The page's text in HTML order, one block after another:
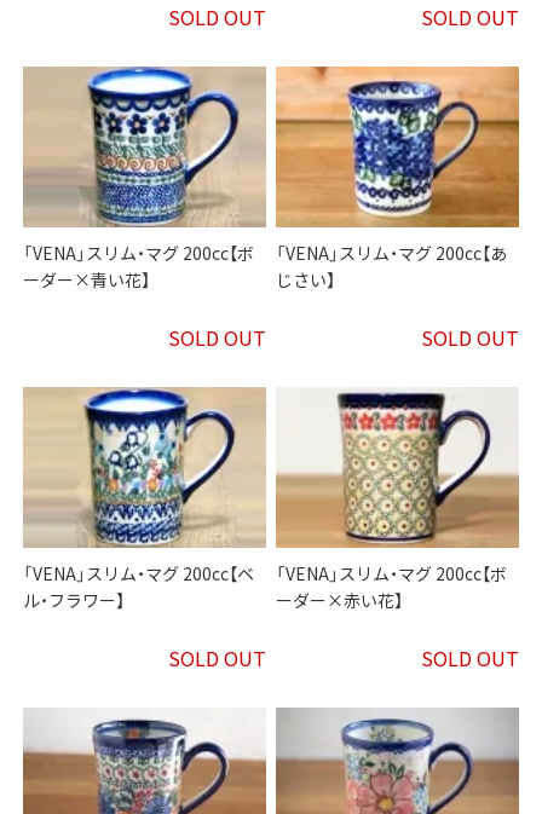
SOLD OUT SOLD OUT
「VENA」スリム・マグ 200cc【ボ
ーダー×青い花】
SOLD OUT
「VENA」スリム・マグ 200cc【あ
じさい】
SOLD OUT
「VENA」スリム・マグ 200cc【ベ
ル・フラワー】
SOLD OUT
「VENA」スリム・マグ 200cc【ボ
ーダー×赤い花】
SOLD OUT